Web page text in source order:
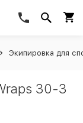
Экипировка для
30-3